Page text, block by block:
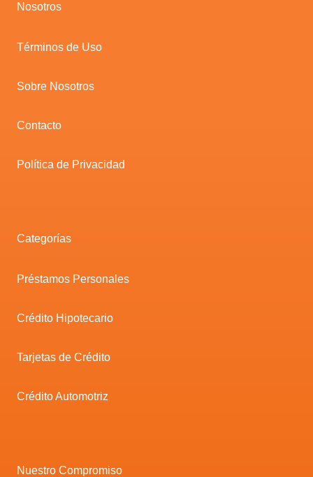
Nosotros
Términos de Uso
Sobre Nosotros
Contacto
Política de Privacidad
Categorías
Préstamos Personales
Crédito Hipotecario
Tarjetas de Crédito
Crédito Automotriz
Nuestro Compromiso